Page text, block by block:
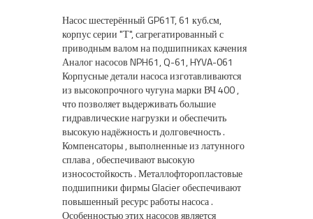
Насос шестерённый GP61T, 61 куб.см,
корпус серии "Т", сагрегатированный с
приводным валом на подшипниках качения
Аналог насосов NPH61, Q-61, HYVA-061
Корпусные детали насоса изготавливаются
из высокопрочного чугуна марки ВЧ 400 ,
что позволяет выдерживать большие
гидравлические нагрузки и обеспечить
высокую надёжность и долговечность .
Компенсаторы , выполненные из латунного
сплава , обеспечивают высокую
износостойкость . Металлофторопластовые
подшипники фирмы Glacier обеспечивают
повышенный ресурс работы насоса .
Особенностью этих насосов является